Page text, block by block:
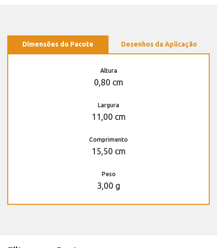
Dimensões do Pacote Desenhos da Aplicação
Altura
0,80 cm
Largura
11,00 cm
Comprimento
15,50 cm
Peso
3,00 g